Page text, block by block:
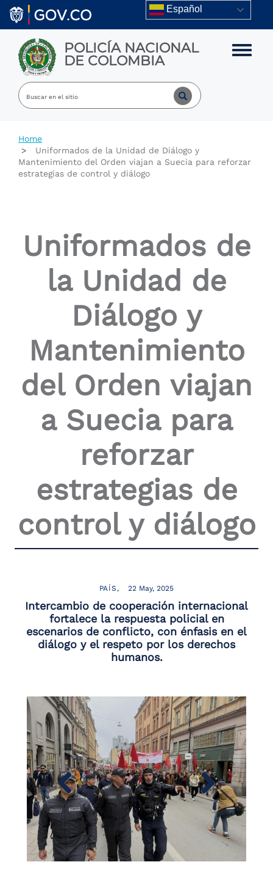
Skip to main content Español
POLICÍA NACIONAL
DE COLOMBIA Toggle
Home
Uniformados de la Unidad de Diálogo y
Mantenimiento del Orden viajan a Suecia para reforzar
estrategias de control y diálogo
Uniformados de
la Unidad de
Diálogo y
Mantenimiento
del Orden viajan
a Suecia para
reforzar
estrategias de
control y diálogo
PAÍS 22 May, 2025
Intercambio de cooperación internacional
fortalece la respuesta policial en
escenarios de conflicto, con énfasis en el
diálogo y el respeto por los derechos
humanos.